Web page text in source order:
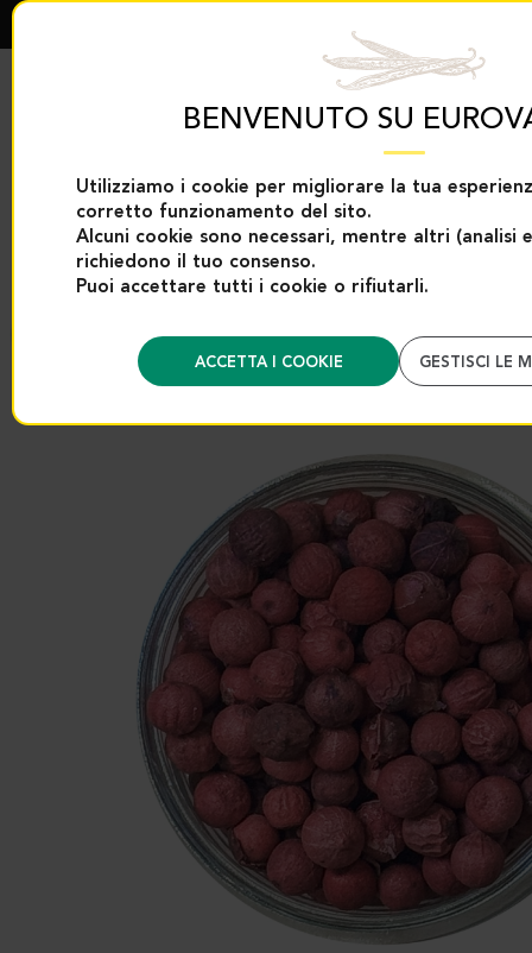
BENVENUTO SU
Utilizziamo i cookie per migliorare la tua
corretto funzionamento del sito.
Alcuni cookie sono necessari, mentre altri (analisi
richiedono il tuo consenso.
Puoi accettare tutti i cookie o rifiutarli.
ACCETTA I COOKIE GESTISCI LE
ESCLUSIVE EUROVANILLE PRODOTTI VANIGLIA
Accoglienza Categories Spezie e aiuti per la pasticceria